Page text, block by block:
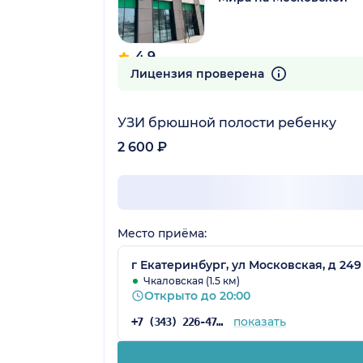
4.9
50 отзывов
Лицензия проверена
УЗИ брюшной полости ребенку
2 600 ₽
Место приёма:
г Екатеринбург, ул Московская, д 249
Чкаловская (1.5 км)
Открыто до 20:00
+7 (343) 226-47-61 показать